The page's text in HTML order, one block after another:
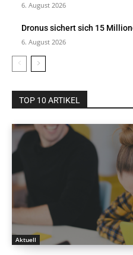
6. August 2026
Dronus sichert sich 15
6. August 2026
TOP 10 ARTIKEL
Aktuell